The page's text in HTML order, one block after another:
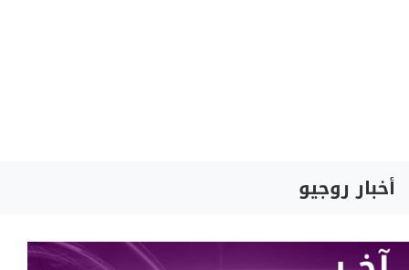
أخبار روجيو